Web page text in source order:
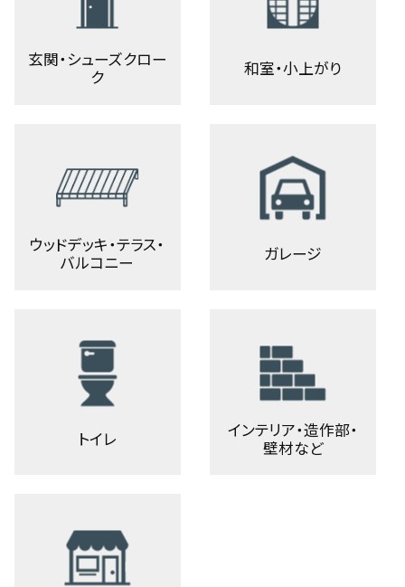
玄関・シューズクロー
ク
和室・小上がり
ウッドデッキ・テラス・
バルコニー
ガレージ
トイレ
インテリア・造作部・
壁材など